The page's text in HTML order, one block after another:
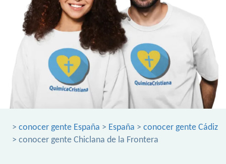
> conocer gente España > España > conocer gente Cádiz
> conocer gente Chiclana de la Frontera